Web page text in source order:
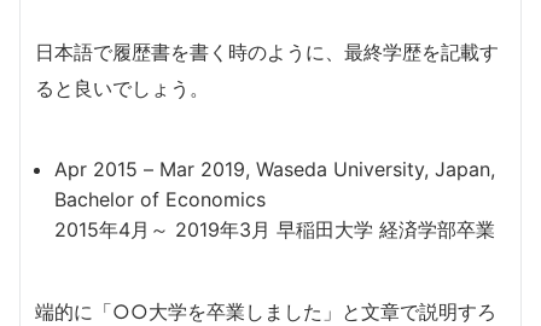
日本語で履歴書を書く時のように、最終学歴を記載す
ると良いでしょう。
Apr 2015 – Mar 2019, Waseda University, Japan,
Bachelor of Economics
2015年4月～ 2019年3月 早稲田大学 経済学部卒業
端的に「○○大学を卒業しました」と文章で説明すろ